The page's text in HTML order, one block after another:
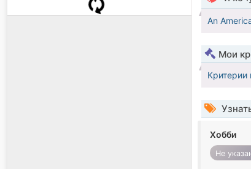
An
Мои
Критерии
Хобби
Не